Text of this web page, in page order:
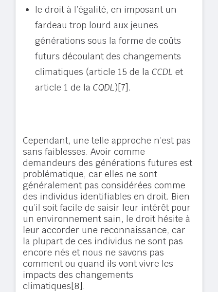
le droit à l’égalité, en imposant un
fardeau trop lourd aux jeunes
générations sous la forme de coûts
futurs découlant des changements
climatiques (article 15 de laCCDL et
article 1 de laCQDL)[7].
Cependant, une telle approche n’est pas
sans faiblesses. Avoir comme
demandeurs des générations futures est
problématique, car elles ne sont
généralement pas considérées comme
des individus identifiables en droit. Bien
qu’il soit facile de saisir leur intérêt pour
un environnement sain, le droit hésite à
leur accorder une reconnaissance, car
la plupart de ces individus ne sont pas
encore nés et nous ne savons pas
comment ou quand ils vont vivre les
impacts des changements
climatiques[8].